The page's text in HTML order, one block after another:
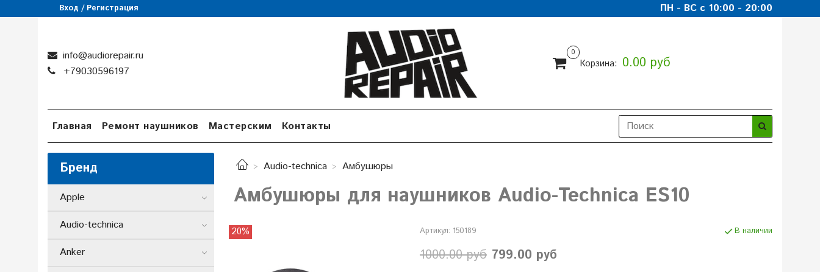
Вход / Регистрация ПН - ВС с 10:00 - 20:00
info@audiorepair.ru
+79030596197
0
Корзина: 0.00 руб
Главная Ремонт наушников Мастерским Контакты
Audio-technica Амбушюры
Амбушюры для наушников Audio-Technica ES10
20% Артикул: 150189 В наличии
1000.00 руб 799.00 руб
Бренд
Apple
Audio-technica
Anker